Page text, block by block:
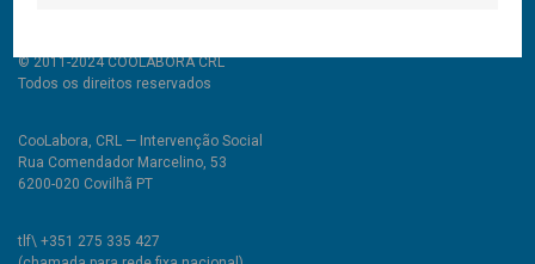
© 2011-2024 COOLABORA CRL
Todos os direitos reservados
CooLabora, CRL — Intervenção Social
Rua Comendador Marcelino, 53
6200-020 Covilhã PT
tlf\ +351 275 335 427